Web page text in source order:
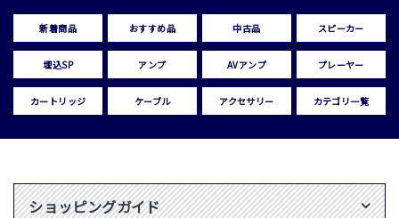
新着商品 おすすめ品 中古品 スピーカー
埋込SP アンプ AVアンプ プレーヤー
カートリッジ ケーブル アクセサリー カテゴリ一覧
ショッピングガイド